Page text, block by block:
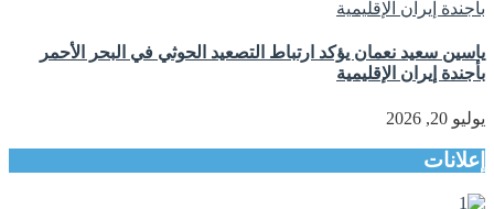
ياسين سعيد نعمان يؤكد ارتباط التصعيد الحوثي في البحر الأحمر
بأجندة إيران الإقليمية
يوليو 20, 2026
إعلانات